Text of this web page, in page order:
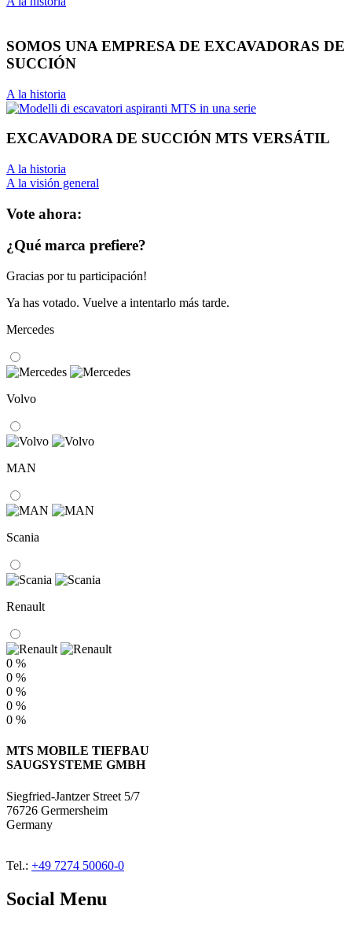
SOMOS UNA EMPRESA DE EXCAVADORAS DE
SUCCIÓN
A la historia
EXCAVADORA DE SUCCIÓN MTS VERSÁTIL
A la historia
A la visión general
Vote ahora:
¿Qué marca prefiere?
Gracias por tu participación!
Ya has votado. Vuelve a intentarlo más tarde.
Mercedes
Volvo
MAN
Scania
Renault
0 %
0 %
0 %
0 %
0 %
MTS MOBILE TIEFBAU
SAUGSYSTEME GMBH
Siegfried-Jantzer Street 5/7
76726 Germersheim
Germany
Tel.: +49 7274 50060-0
Social Menu